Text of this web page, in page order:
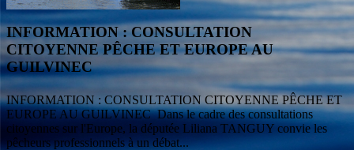
INFORMATION : CONSULTATION
CITOYENNE PÊCHE ET EUROPE AU
GUILVINEC
INFORMATION : CONSULTATION CITOYENNE PÊCHE ET
EUROPE AU GUILVINEC Dans le cadre des consultations
citoyennes sur l'Europe, la députée Liliana TANGUY convie les
pêcheurs professionnels à un débat...